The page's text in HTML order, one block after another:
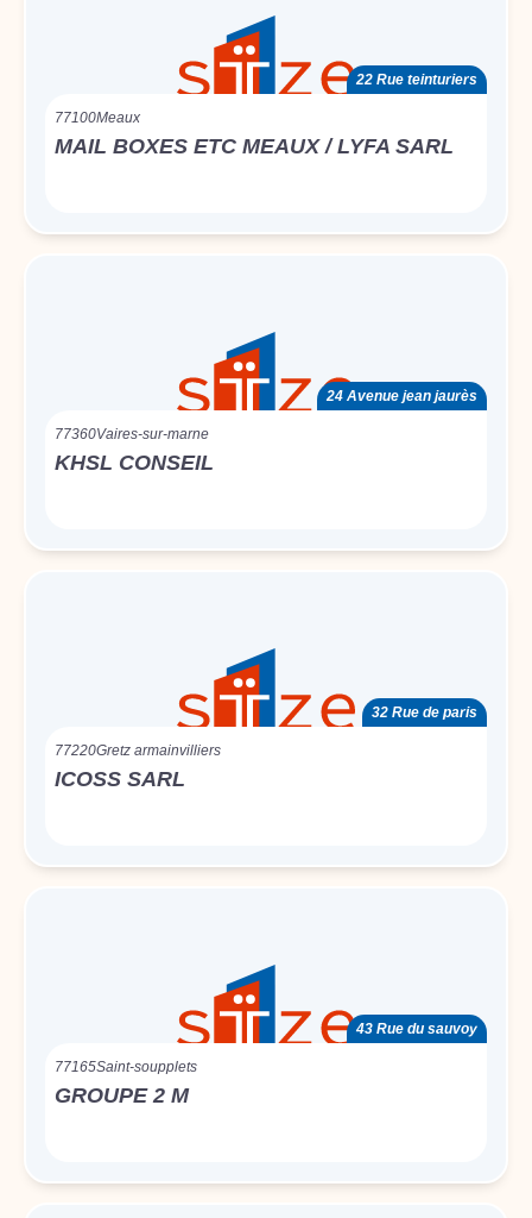
22 Rue teinturiers
77100Meaux
MAIL BOXES ETC MEAUX / LYFA SARL
24 Avenue jean jaurès
77360Vaires-sur-marne
KHSL CONSEIL
32 Rue de paris
77220Gretz armainvilliers
ICOSS SARL
43 Rue du sauvoy
77165Saint-soupplets
GROUPE 2 M